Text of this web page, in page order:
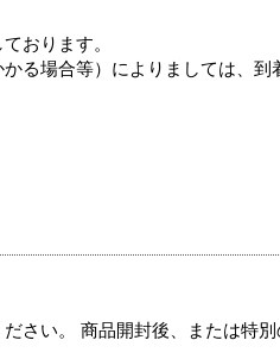
おります。
る場合等）によりましては、到
さい。 商品開封後、または特